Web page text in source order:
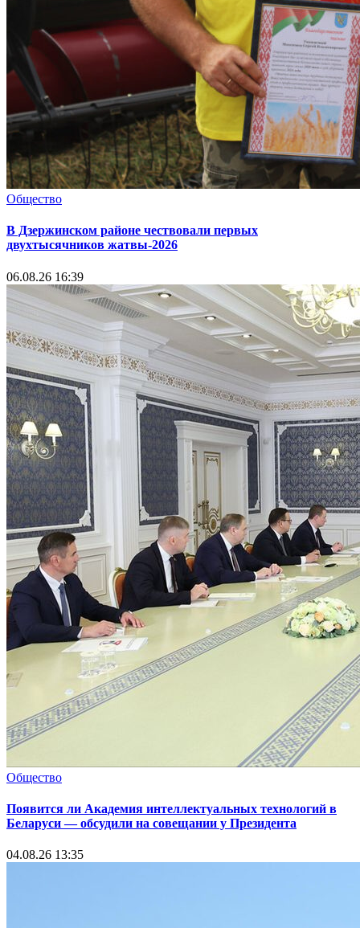
Общество
В Дзержинском районе чествовали первых
двухтысячников жатвы-2026
06.08.26 16:39
Общество
Появится ли Академия интеллектуальных технологий в
Беларуси — обсудили на совещании у Президента
04.08.26 13:35